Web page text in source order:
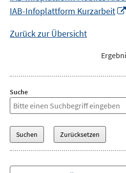
IAB-Infoplattform Kurzarbeit
Zurück zur Übersicht
Suche